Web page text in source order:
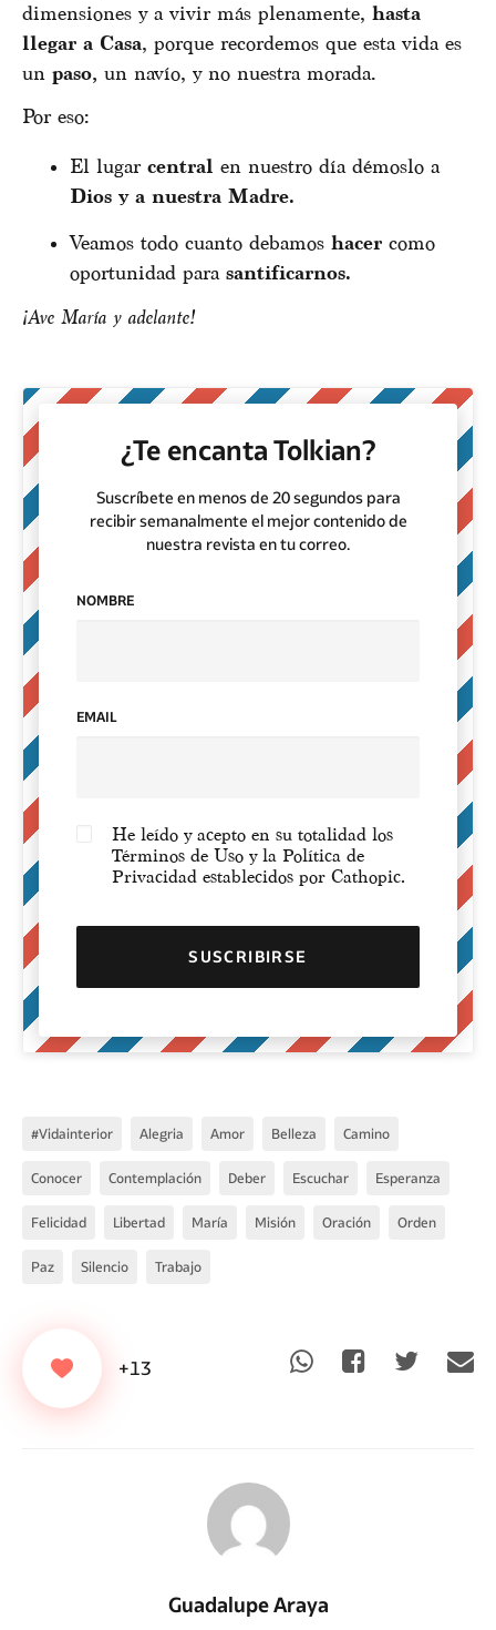
dimensiones y a vivir más plenamente, hasta
llegar a Casa, porque recordemos que esta vida es
un paso, un navío, y no nuestra morada.
Por eso:
El lugar central en nuestro día démoslo a
Dios y a nuestra Madre.
Veamos todo cuanto debamos hacer como
oportunidad para santificarnos.
¡Ave María y adelante!
¿Te encanta Tolkian?
Suscríbete en menos de 20 segundos para
recibir semanalmente el mejor contenido de
nuestra revista en tu correo.
NOMBRE
EMAIL
He leído y acepto en su totalidad los
Términos de Uso y la Política de
Privacidad establecidos por Cathopic.
#vidainterior Alegria Amor Belleza Camino
Conocer Contemplación Deber Escuchar Esperanza
Felicidad Libertad María Misión Oración Orden
Paz Silencio Trabajo
+13
Guadalupe Araya